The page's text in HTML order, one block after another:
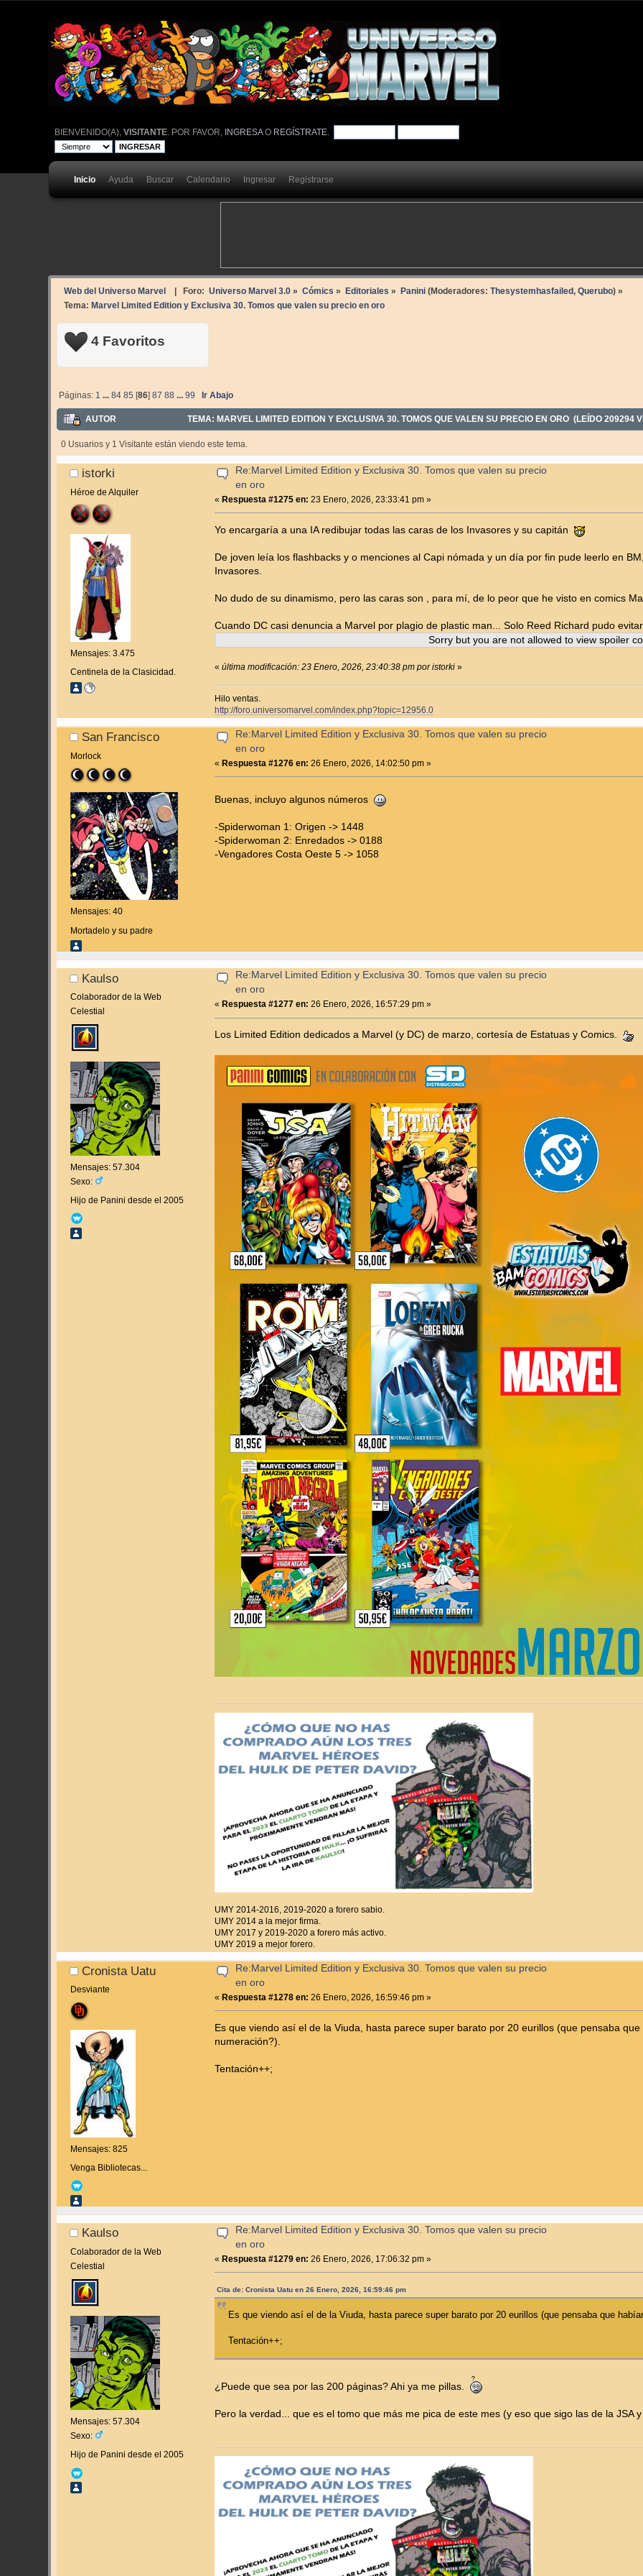
BIENVENIDO(A), VISITANTE. POR FAVOR, INGRESAO REGÍSTRATE.
Inicio Ayuda Buscar Calendario Ingresar Registrarse
Web del Universo Marvel | Foro: Universo Marvel 3.0» Cómics » Editoriales » Panini(Moderadores: Thesystemhasfailed, Querubo) »
Tema: Marvel Limited Edition y Exclusiva 30. Tomos que valen su precio en oro
4 Favoritos
Páginas: 1 ... 84 85 [86] 87 88 ... 99 Ir Abajo
AUTOR TEMA: MARVEL LIMITED EDITION Y EXCLUSIVA 30. TOMOS QUE VALEN SU PRECIO EN ORO (LEÍDO 209294
0 Usuarios y 1 Visitante están viendo este tema.
istorki
Héroe de Alquiler
Mensajes: 3.475
Centinela de la Clasicidad.
Re:Marvel Limited Edition y Exclusiva 30. Tomos que valen su precio
en oro
«Respuesta #1275 en: 23 Enero, 2026, 23:33:41 pm »
Yo encargaría a una IA redibujar todas las caras de los Invasores y su capitán
De joven leía los flashbacks y o menciones al Capi nómada y un día por fin pude leerlo en
Invasores.
No dudo de su dinamismo, pero las caras son , para mí, de lo peor que he visto en comics
Cuando DC casi denuncia a Marvel por plagio de plastic man... Solo Reed Richard pudo evitar
Sorry but you are not allowed to view spoiler
«última modificación: 23 Enero, 2026, 23:40:38 pm por istorki »
Hilo ventas.
http://foro.universomarvel.com/index.php?topic=12956.0
San Francisco
Morlock
Mensajes: 40
Mortadelo y su padre
Re:Marvel Limited Edition y Exclusiva 30. Tomos que valen su precio
en oro
« Respuesta #1276 en: 26 Enero, 2026, 14:02:50 pm »
Buenas, incluyo algunos números
-Spiderwoman 1: Origen -> 1448
-Spiderwoman 2: Enredados -> 0188
-Vengadores Costa Oeste 5 -> 1058
Kaulso
Colaborador de la Web
Celestial
Mensajes: 57.304
Sexo:
Hijo de Panini desde el 2005
Re:Marvel Limited Edition y Exclusiva 30. Tomos que valen su precio
en oro
« Respuesta #1277 en: 26 Enero, 2026, 16:57:29 pm »
Los Limited Edition dedicados a Marvel (y DC) de marzo, cortesía de Estatuas y Comics.
UMY 2014-2016, 2019-2020 a forero sabio.
UMY 2014 a la mejor firma.
UMY 2017 y 2019-2020 a forero más activo.
UMY 2019 a mejor forero.
Cronista Uatu
Desviante
Mensajes: 825
Venga Bibliotecas...
Re:Marvel Limited Edition y Exclusiva 30. Tomos que valen su precio
en oro
«Respuesta #1278 en: 26 Enero, 2026, 16:59:46 pm »
Es que viendo así el de la Viuda, hasta parece super barato por 20 eurillos (que pensaba
numeración?).
Tentación++;
Kaulso
Colaborador de la Web
Celestial
Mensajes: 57.304
Sexo:
Hijo de Panini desde el 2005
Re:Marvel Limited Edition y Exclusiva 30. Tomos que valen su precio
en oro
«Respuesta #1279 en: 26 Enero, 2026, 17:06:32 pm »
Cita de: Cronista Uatu en 26 Enero, 2026, 16:59:46 pm
Es que viendo así el de la Viuda, hasta parece super barato por 20 eurillos (que pensaba que
Tentación++;
¿Puede que sea por las 200 páginas? Ahi ya me pillas.
Pero la verdad... que es el tomo que más me pica de este mes (y eso que sigo las de la JSA